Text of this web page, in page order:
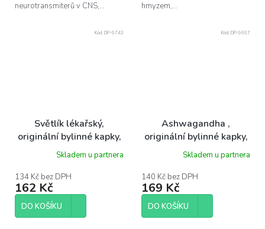
neurotransmiterů v CNS,...
hmyzem,...
Světlík lékařský,
originální bylinné kapky,
50 ml Dr. Popov
Skladem u partnera
134 Kč bez DPH
162 Kč
DO KOŠÍKU
Kód: DP-9743
Ashwagandha ,
originální bylinné kapky,
50 ml Dr. Popov
Skladem u partnera
140 Kč bez DPH
169 Kč
DO KOŠÍKU
Kód: DP-9667